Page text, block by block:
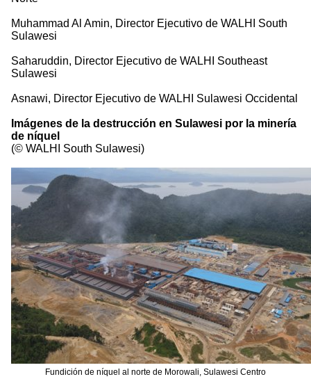
Muhammad Al Amin, Director Ejecutivo de WALHI South
Sulawesi
Saharuddin, Director Ejecutivo de WALHI Southeast
Sulawesi
Asnawi, Director Ejecutivo de WALHI Sulawesi Occidental
Imágenes de la destrucción en Sulawesi por la minería
de níquel
(© WALHI South Sulawesi)
Fundición de níquel al norte de Morowali, Sulawesi Centro